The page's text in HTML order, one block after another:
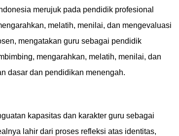
merujuk pada pendidik profesional
melatih, menilai, dan mengevaluasi
mengatakan guru sebagai pendidik
mengarahkan, melatih, menilai, dan
dasar dan pendidikan menengah.
kapasitas dan karakter guru sebagai
lahir dari proses refleksi atas identitas,